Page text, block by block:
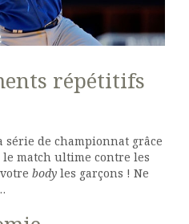
répétitifs
série de championnat grâce
match ultime contre les
body les garçons ! Ne